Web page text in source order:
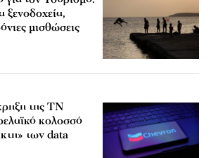
ξενοδοχεία,
μισθώσεις
της ΤΝ
κολοσσό
των data